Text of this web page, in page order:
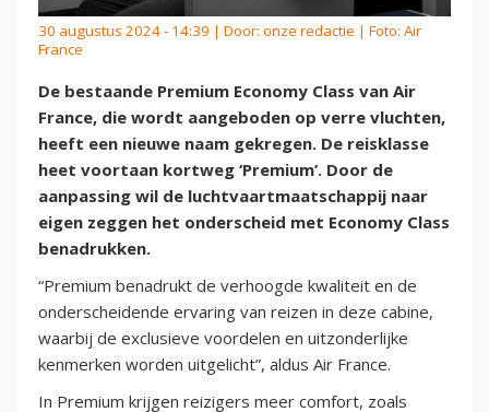
30 augustus 2024 - 14:39 | Door: onze redactie | Foto: Air
France
De bestaande Premium Economy Class van Air
France, die wordt aangeboden op verre vluchten,
heeft een nieuwe naam gekregen. De reisklasse
heet voortaan kortweg ‘Premium’. Door de
aanpassing wil de luchtvaartmaatschappij naar
eigen zeggen het onderscheid met Economy Class
benadrukken.
“Premium benadrukt de verhoogde kwaliteit en de
onderscheidende ervaring van reizen in deze cabine,
waarbij de exclusieve voordelen en uitzonderlijke
kenmerken worden uitgelicht”, aldus Air France.
In Premium krijgen reizigers meer comfort, zoals